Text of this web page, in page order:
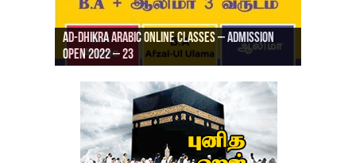
Ad-Dhikra Arabic Online Classes – Admission
Open 2022 – 23
Ad-Dhikra Arabic Online Classes – BA Arabic
AD DHIKRA ARABIC COLLEGE ADMISSION
ரியாத் ஜும்ஆ தமிழாக்கம், Jamia Al Hajiri
Masjid (Kuwait Masjid), Malaz, Riyadh